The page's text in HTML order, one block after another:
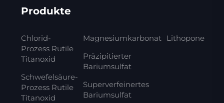
Produkte
Chlorid-
Prozess Rutile
Titanoxid
Schwefelsäure-
Prozess Rutile
Titanoxid
Magnesiumkarbonat
Präzipitierter
Bariumsulfat
Superverfeinertes
Bariumsulfat
Lithopone